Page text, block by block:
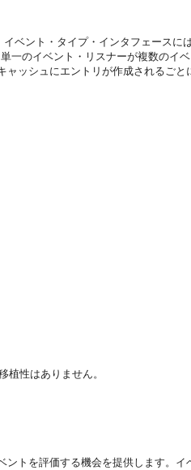
イベント・タイプ・インタフェースには
一のイベント・リスナーが複数のイ
ッシュにエントリが作成されるご
性はありません。
トを評価する機会を提供します。 イ